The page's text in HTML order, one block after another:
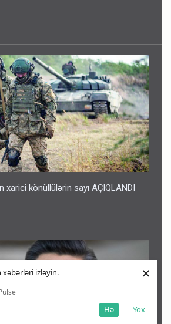
xəbərləri izləyin.
Yox
Hə
×
xarici könüllülərin sayı AÇIQLANDI